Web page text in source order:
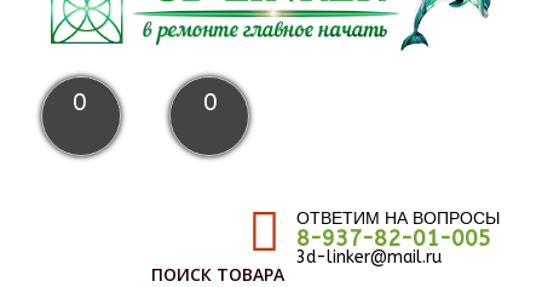
0 0
ОТВЕТИМ НА ВОПРОСЫ
8-937-82-01-005
3d-linker@mail.ru
ПОИСК ТОВАРА